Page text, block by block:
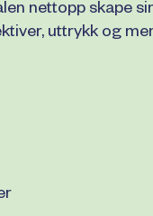
nettopp skape
uttrykk og